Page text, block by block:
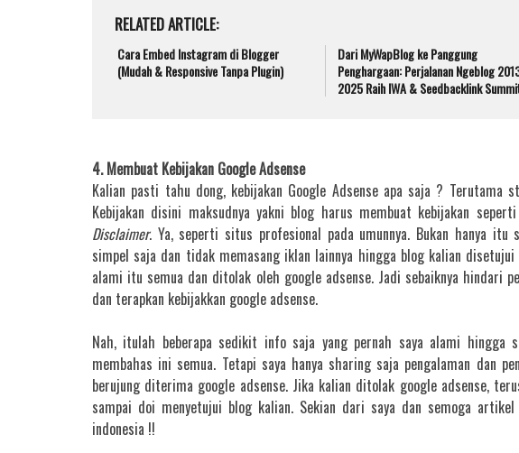
RELATED ARTICLE
Cara Embed Instagram di Blogger
(Mudah & Responsive Tanpa Plugin)
Dari MyWapBlog ke Panggung
Penghargaan: Perjalanan Ngeblog
2025 Raih IWA & Seedbacklink
4. Membuat Kebijakan Google Adsense
Kalian pasti tahu dong, kebijakan Google Adsense apa saja ?
Kebijakan disini maksudnya yakni blog harus membuat kebijakan seperti
Disclaimer. Ya, seperti situs profesional pada umunnya. Bukan hanya
simpel saja dan tidak memasang iklan lainnya hingga blog kalian disetujui
alami itu semua dan ditolak oleh google adsense. Jadi sebaiknya hindari
dan terapkan kebijakkan google adsense.
Nah, itulah beberapa sedikit info saja yang pernah saya alami hingga
membahas ini semua. Tetapi saya hanya sharing saja pengalaman dan
berujung diterima google adsense. Jika kalian ditolak google adsense,
sampai doi menyetujui blog kalian. Sekian dari saya dan semoga
indonesia !!